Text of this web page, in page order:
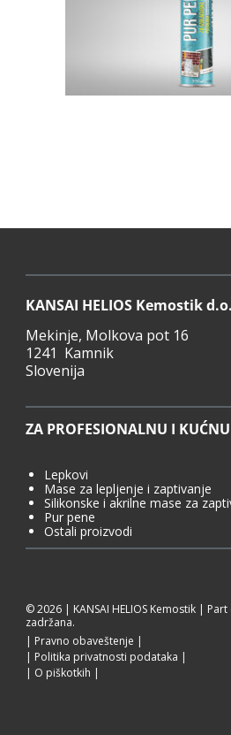
KANSAI HELIOS Kemostik
Mekinje, Molkova pot 16
1241 Kamnik
Slovenija
ZA PROFESIONALNU I
Lepkovi
Mase za lepljenje i zaptivanje
Silikonske i akrilne mase za
Pur pene
Ostali proizvodi
© 2026 | KANSAI HELIOS Kemostik | Part
zadržana.
Pravno obaveštenje
Politika privatnosti podataka
O piškotkih